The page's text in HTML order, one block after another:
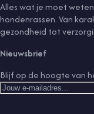
Alles wat je moet
hondenrassen. Van
gezondheid tot
Nieuwsbrief
Blijf op de hoogte van